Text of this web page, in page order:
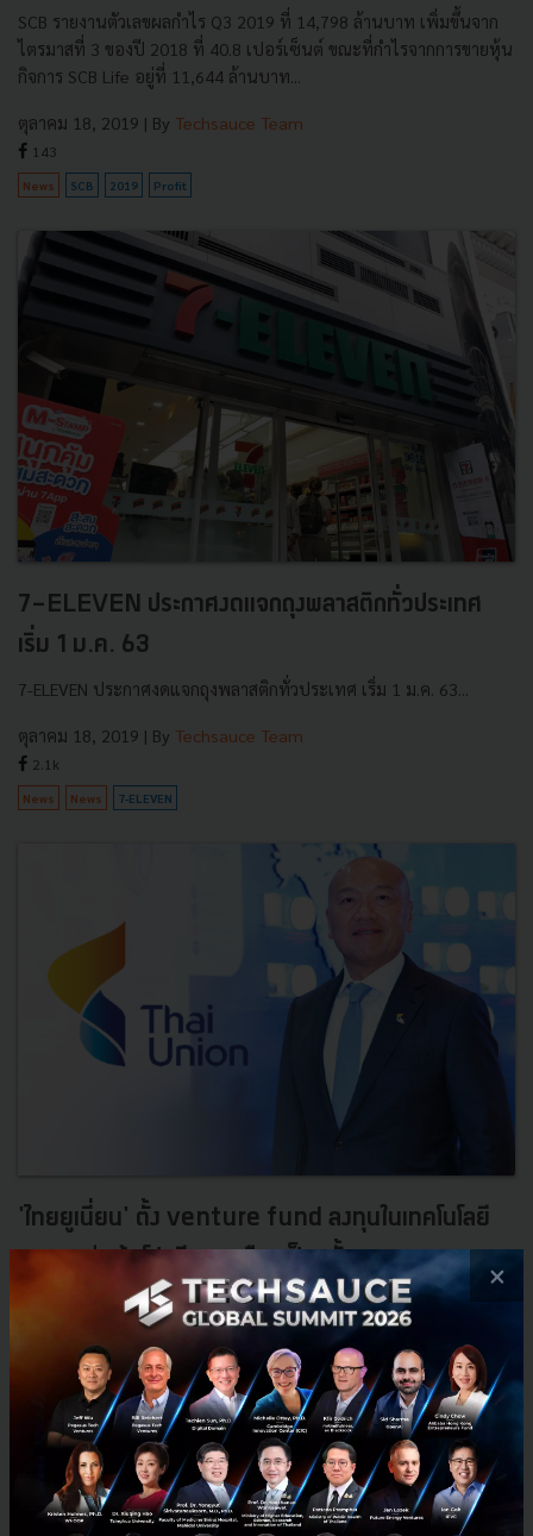
SCB รายงานตัวเลขผลกำไร Q3 2019 ที่ 14,798 ล้านบาท เพิ่มขึ้นจาก
ไตรมาสที่ 3 ของปี 2018 ที่ 40.8 เปอร์เซ็นต์ ขณะที่กำไรจากการขายหุ้น
กิจการ SCB Life อยู่ที่ 11,644 ล้านบาท...
ตุลาคม 18, 2019 | By Techsauce Team
143
News SCB 2019 Profit
7-ELEVEN ประกาศงดแจกถุงพลาสติกทั่วประเทศ
เริ่ม 1 ม.ค. 63
7-ELEVEN ประกาศงดแจกถุงพลาสติกทั่วประเทศ เริ่ม 1 ม.ค. 63...
ตุลาคม 18, 2019 | By Techsauce Team
2.1k
News News 7-ELEVEN
'ไทยยูเนี่ยน' ตั้ง venture fund ลงทุนในเทคโนโลยี
อาหาร มุ่งเน้นโปรตีนทางเลือกเป็นครั้งแรก
ไทยยูเนี่ยนประกาศตั้งเงินทุน venture fund เริ่มต้น 30 ล้านเหรียญ
สหรัฐ โดยเงินทุนนี้จะลงทุนในโปรตีนทางเลือก อาหารฟังก์ชั่น และ
เทคโนโลยีห่วงโซ่คุณค่า และได้ประกาศการลงทุนในครั้งแรกกั...
ตุลาคม 18, 2019| By Techsauce Team
659
innovation thai-union venture-fund
×